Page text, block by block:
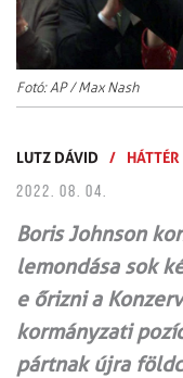
Fotó: AP / Max Nash
LUTZ DÁVID / HÁTTÉR
2022. 08. 04.
Boris Johnson
lemondása sok
e őrizni a
kormányzati
pártnak újra